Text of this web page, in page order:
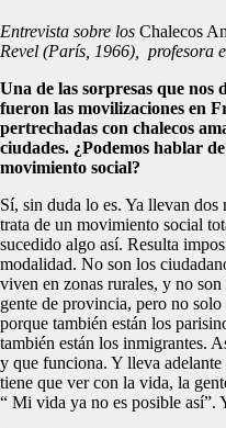
Entrevista sobre los Chalecos
Revel (París, 1966), profesora
Una de las sorpresas que nos
fueron las movilizaciones en
pertrechadas con chalecos
ciudades. ¿Podemos hablar
movimiento social?
Sí, sin duda lo es. Ya llevan dos
trata de un movimiento social
sucedido algo así. Resulta
modalidad. No son los
viven en zonas rurales, y no
gente de provincia, pero no
porque también están los
también están los inmigrantes.
y que funciona. Y lleva adelante
tiene que ver con la vida, la
“ Mi vida ya no es posible así”.